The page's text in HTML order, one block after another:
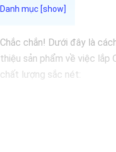
Chắc chắn! Dưới đây là
thiệu sản phẩm về việc lắp
chất lượng sắc nét:
Bạn đang tìm kiếm giải
chăng cho ngôi nhà hoặc